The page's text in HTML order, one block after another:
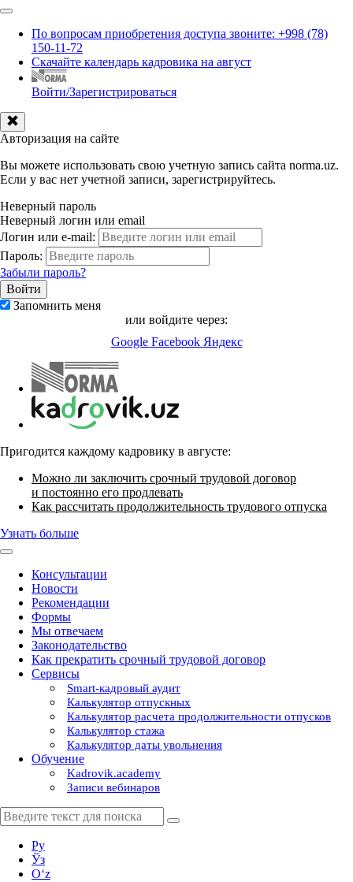
По вопросам приобретения доступа звоните: +998 (78)
150-11-72
Скачайте календарь кадровика на август
Войти/Зарегистрироваться
Авторизация на сайте
Вы можете использовать свою учетную запись сайта norma.uz.
Если у вас нет учетной записи, зарегистрируйтесь.
Неверный пароль
Неверный логин или email
Логин или e-mail:
Пароль:
Забыли пароль?
Запомнить меня
или войдите через:
Google Facebook Яндекс
Пригодится каждому кадровику в августе:
Можно ли заключить срочный трудовой договор
и постоянно его продлевать
Как рассчитать продолжительность трудового отпуска
Узнать больше
Консультации
Новости
Рекомендации
Формы
Мы отвечаем
Законодательство
Как прекратить срочный трудовой договор
Сервисы
Smart-кадровый аудит
Калькулятор отпускных
Калькулятор расчета продолжительности отпусков
Калькулятор стажа
Калькулятор даты увольнения
Обучение
Kadrovik.academy
Записи вебинаров
Ру
Ўз
Oʻz